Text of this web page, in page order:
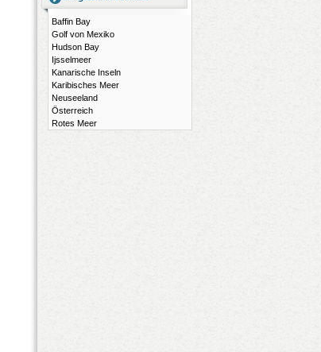
Baffin Bay
Golf von Mexiko
Hudson Bay
Ijsselmeer
Kanarische Inseln
Karibisches Meer
Neuseeland
Österreich
Rotes Meer